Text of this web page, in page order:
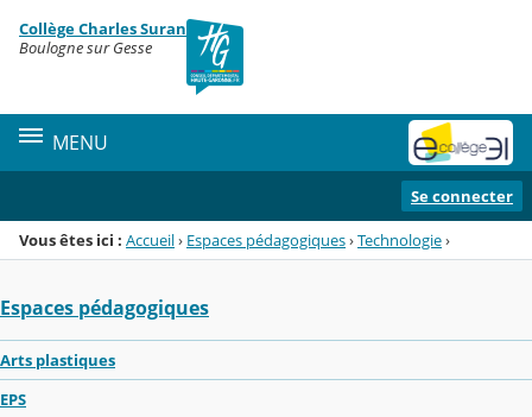
Menu de la rubrique
Contenu
Collège Charles Suran
Boulogne sur Gesse
MENU
Se connecter
Vous êtes ici : Accueil› Espaces pédagogiques›Technologie›
Espaces pédagogiques
Arts plastiques
EPS